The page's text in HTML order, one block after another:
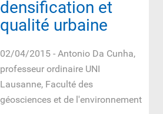
densification et
qualité urbaine
02/04/2015 - Antonio Da Cunha,
professeur ordinaire UNI
Lausanne, Faculté des
géosciences et de l'environnement